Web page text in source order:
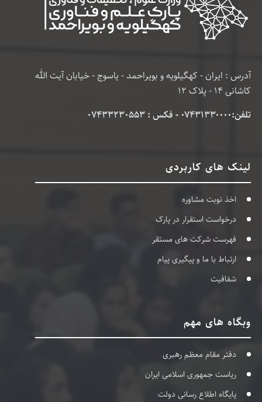
آدرس : ایران - کهگیلویه و بویراحمد - یاسوج - خیابان آیت الله
کاشانی 14 - پلاک 12
تلفن:۰۷۴۳۱۳۳۰۰۰۰ - فکس : 07433230553
لینک های کاربردی
اخذ نوبت مشاوره
درخواست استقرار در پارک
فهرست شرکت های مستقر
ارتباط با ما و پیگیری پیام
شفافیت
وبگاه های مهم
دفتر مقام معظم رهبری
ریاست جمهوری اسلامی ایران
پایگاه اطلاع رسانی دولت